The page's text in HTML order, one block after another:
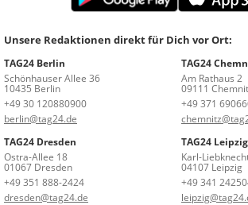
Unsere Redaktionen direkt für Dich vor Ort:
TAG24 Berlin
Schönhauser Allee 36
10435 Berlin
+49 30 120880900
berlin@tag24.de
TAG24
Am Rathaus 2
09111
+49 371
TAG24 Dresden
Ostra-Allee 18
01067 Dresden
+49 351 888-2424
dresden@tag24.de
TAG24 Leipzig
Karl-
04107 Leipzig
+49 341